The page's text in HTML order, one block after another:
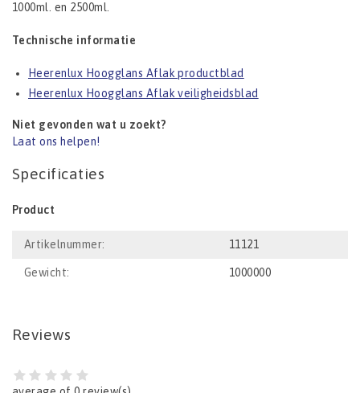
1000ml. en 2500ml.
Technische informatie
Heerenlux Hoogglans Aflak productblad
Heerenlux Hoogglans Aflak veiligheidsblad
Niet gevonden wat u zoekt?
Laat ons helpen!
Specificaties
Product
Artikelnummer: 11121
Gewicht: 1000000
Reviews